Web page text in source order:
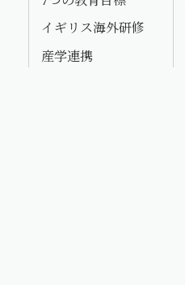
イギリス海外研修
産学連携